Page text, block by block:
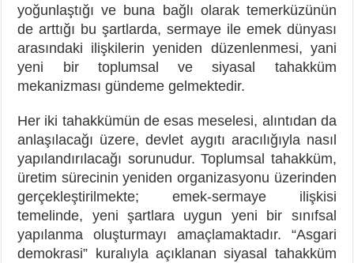
yoğunlaştığı ve buna bağlı olarak temerküzünün
de arttığı bu şartlarda, sermaye ile emek dünyası
arasındaki ilişkilerin yeniden düzenlenmesi, yani
yeni bir toplumsal ve siyasal tahakküm
mekanizması gündeme gelmektedir.
Her iki tahakkümün de esas meselesi, alıntıdan da
anlaşılacağı üzere, devlet aygıtı aracılığıyla nasıl
yapılandırılacağı sorunudur. Toplumsal tahakküm,
üretim sürecinin yeniden organizasyonu üzerinden
gerçekleştirilmekte; emek-sermaye ilişkisi
temelinde, yeni şartlara uygun yeni bir sınıfsal
yapılanma oluşturmayı amaçlamaktadır. “Asgari
demokrasi” kuralıyla açıklanan siyasal tahakküm